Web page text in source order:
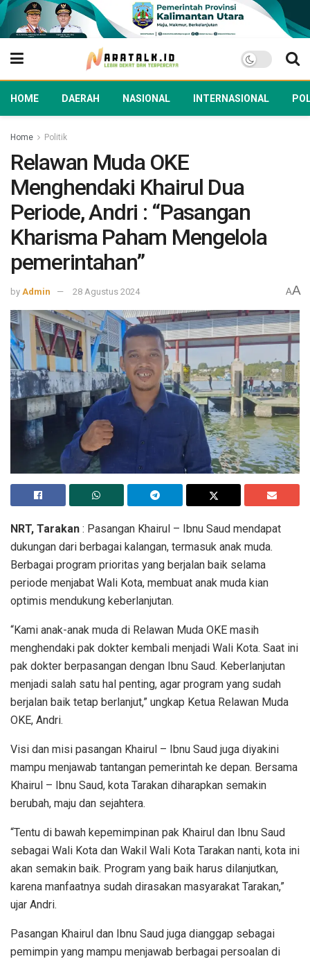
HOME DAERAH NASIONAL INTERNASIONAL
Home Politik
Relawan Muda OKE
Menghendaki Khairul Dua
Periode, Andri : “Pasangan
Kharisma Paham Mengelola
pemerintahan”
by Admin 28 Agustus 2024 AA
NRT, Tarakan : Pasangan Khairul – Ibnu Saud mendapat
dukungan dari berbagai kalangan, termasuk anak muda.
Berbagai program prioritas yang berjalan baik selama
periode menjabat Wali Kota, membuat anak muda kian
optimis mendukung keberlanjutan.
“Kami anak-anak muda di Relawan Muda OKE masih
menghendaki pak dokter kembali menjadi Wali Kota. Saat ini
pak dokter berpasangan dengan Ibnu Saud. Keberlanjutan
menjadi salah satu hal penting, agar program yang sudah
berjalan baik tetap berlanjut,” ungkap Ketua Relawan Muda
OKE, Andri.
Visi dan misi pasangan Khairul – Ibnu Saud juga diyakini
mampu menjawab tantangan pemerintah ke depan. Bersama
Khairul – Ibnu Saud, kota Tarakan diharapkan semakin
berubah, maju dan sejahtera.
“Tentu di bawah kepemimpinan pak Khairul dan Ibnu Saud
sebagai Wali Kota dan Wakil Wali Kota Tarakan nanti, kota ini
akan semakin baik. Program yang baik harus dilanjutkan,
karena manfaatnya sudah dirasakan masyarakat Tarakan,”
ujar Andri.
Pasangan Khairul dan Ibnu Saud juga dianggap sebagai
pemimpin yang mampu menjawab berbagai persoalan di